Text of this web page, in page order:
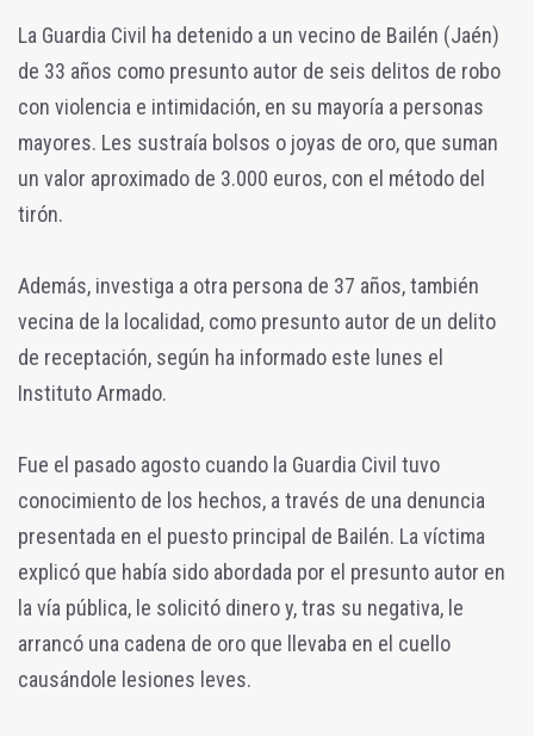
La Guardia Civil ha detenido a un vecino de Bailén (Jaén)
de 33 años como presunto autor de seis delitos de robo
con violencia e intimidación, en su mayoría a personas
mayores. Les sustraía bolsos o joyas de oro, que suman
un valor aproximado de 3.000 euros, con el método del
tirón.
Además, investiga a otra persona de 37 años, también
vecina de la localidad, como presunto autor de un delito
de receptación, según ha informado este lunes el
Instituto Armado.
Fue el pasado agosto cuando la Guardia Civil tuvo
conocimiento de los hechos, a través de una denuncia
presentada en el puesto principal de Bailén. La víctima
explicó que había sido abordada por el presunto autor en
la vía pública, le solicitó dinero y, tras su negativa, le
arrancó una cadena de oro que llevaba en el cuello
causándole lesiones leves.